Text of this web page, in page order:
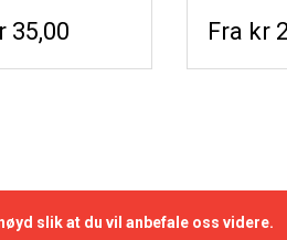
35,00 kr
slik at du vil anbefale oss videre.